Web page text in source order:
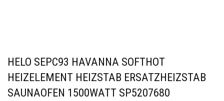
HELO SEPC93 HAVANNA SOFTHOT
HEIZELEMENT HEIZSTAB ERSATZHEIZSTAB
SAUNAOFEN 1500WATT SP5207680